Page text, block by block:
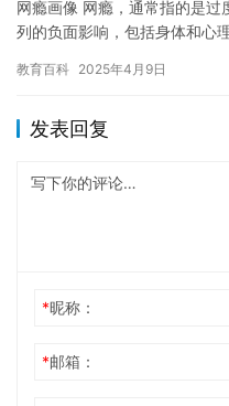
网瘾画像 网瘾，通常指的是
列的负面影响，包括身体和心
远的…
教育百科 2025年4月9日
发表回复
*昵称：
*邮箱：